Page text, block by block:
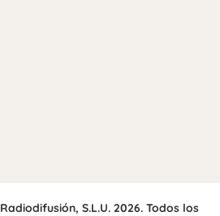
S.L.U. 2026. Todos los